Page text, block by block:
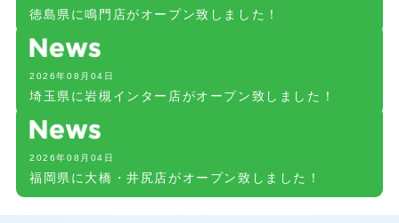
徳島県に鳴門店がオープン致しました！
2026年08月04日
埼玉県に岩槻インター店がオープン致しました！
2026年08月04日
福岡県に大橋・井尻店がオープン致しました！